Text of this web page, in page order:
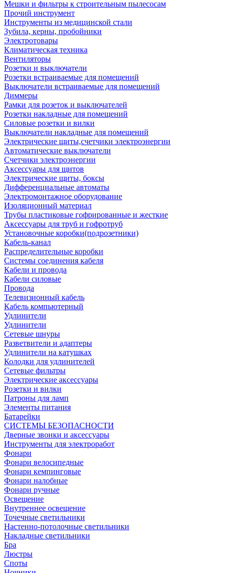
Мешки и фильтры к строительным пылесосам
Прочий инструмент
Инструменты из медицинской стали
Зубила, керны, пробойники
Электротовары
Климатическая техника
Вентиляторы
Розетки и выключатели
Розетки встраиваемые для помещений
Выключатели встраиваемые для помещений
Диммеры
Рамки для розеток и выключателей
Розетки накладные для помещений
Силовые розетки и вилки
Выключатели накладные для помещений
Электрические щиты,счетчики электроэнергии
Автоматические выключатели
Счетчики электроэнергии
Аксессуары для щитов
Электрические щиты, боксы
Дифференциальные автоматы
Электромонтажное оборудование
Изоляционный материал
Трубы пластиковые гофрированные и жесткие
Аксессуары для труб и гофротруб
Установочные коробки(подрозетники)
Кабель-канал
Распределительные коробки
Системы соединения кабеля
Кабели и провода
Кабели силовые
Провода
Телевизионный кабель
Кабель компьютерный
Удлинители
Удлинители
Сетевые шнуры
Разветвители и адаптеры
Удлинители на катушках
Колодки для удлинителей
Сетевые фильтры
Электрические аксессуары
Розетки и вилки
Патроны для ламп
Элементы питания
Батарейки
СИСТЕМЫ БЕЗОПАСНОСТИ
Дверные звонки и аксессуары
Инструменты для электроработ
Фонари
Фонари велосипедные
Фонари кемпинговые
Фонари налобные
Фонари ручные
Освещение
Внутреннее освещение
Точечные светильники
Настенно-потолочные светильники
Накладные светильники
Бра
Люстры
Споты